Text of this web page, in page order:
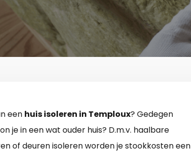
een huis isoleren in Temploux? Gedegen
je in een wat ouder huis? D.m.v. haalbare
of deuren isoleren worden je stookkosten een